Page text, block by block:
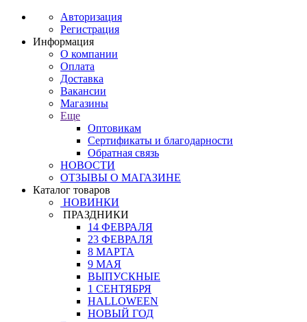
Авторизация
Регистрация
Информация
О компании
Оплата
Доставка
Вакансии
Магазины
Еще
Оптовикам
Сертификаты и благодарности
Обратная связь
НОВОСТИ
ОТЗЫВЫ О МАГАЗИНЕ
Каталог товаров
НОВИНКИ
ПРАЗДНИКИ
14 ФЕВРАЛЯ
23 ФЕВРАЛЯ
8 МАРТА
9 МАЯ
ВЫПУСКНЫЕ
1 СЕНТЯБРЯ
HALLOWEEN
НОВЫЙ ГОД